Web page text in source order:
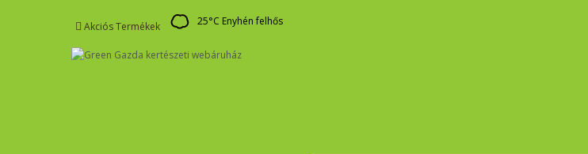
Akciós Termékek 25°C Enyhén felhős